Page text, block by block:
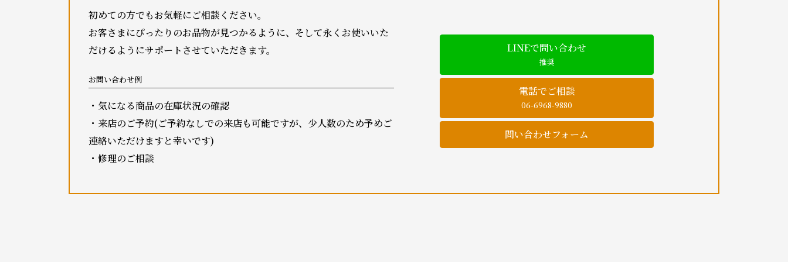
初めての方でもお気軽にご相談ください。
お客さまにぴったりのお品物が見つかるように、そして永くお使いいた
だけるようにサポートさせていただきます。
お問い合わせ例
・気になる商品の在庫状況の確認
・来店のご予約(ご予約なしでの来店も可能ですが、少人数のため予めご
連絡いただけますと幸いです)
・修理のご相談
LINEで問い合わせ
推奨
電話でご相談
06-6968-9880
問い合わせフォーム